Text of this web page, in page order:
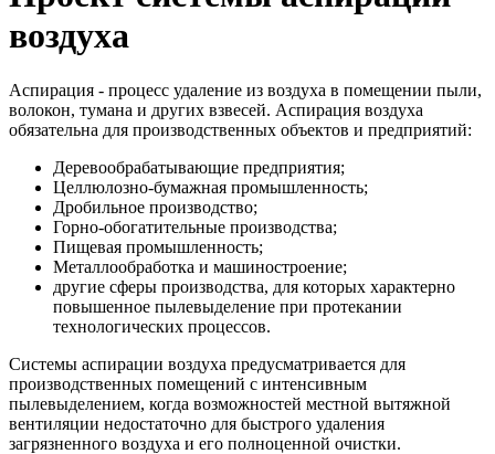
воздуха
Аспирация - процесс удаление из воздуха в помещении пыли,
волокон, тумана и других взвесей. Аспирация воздуха
обязательна для производственных объектов и предприятий:
Деревообрабатывающие предприятия;
Целлюлозно-бумажная промышленность;
Дробильное производство;
Горно-обогатительные производства;
Пищевая промышленность;
Металлообработка и машиностроение;
другие сферы производства, для которых характерно
повышенное пылевыделение при протекании
технологических процессов.
Системы аспирации воздуха предусматривается для
производственных помещений с интенсивным
пылевыделением, когда возможностей местной вытяжной
вентиляции недостаточно для быстрого удаления
загрязненного воздуха и его полноценной очистки.